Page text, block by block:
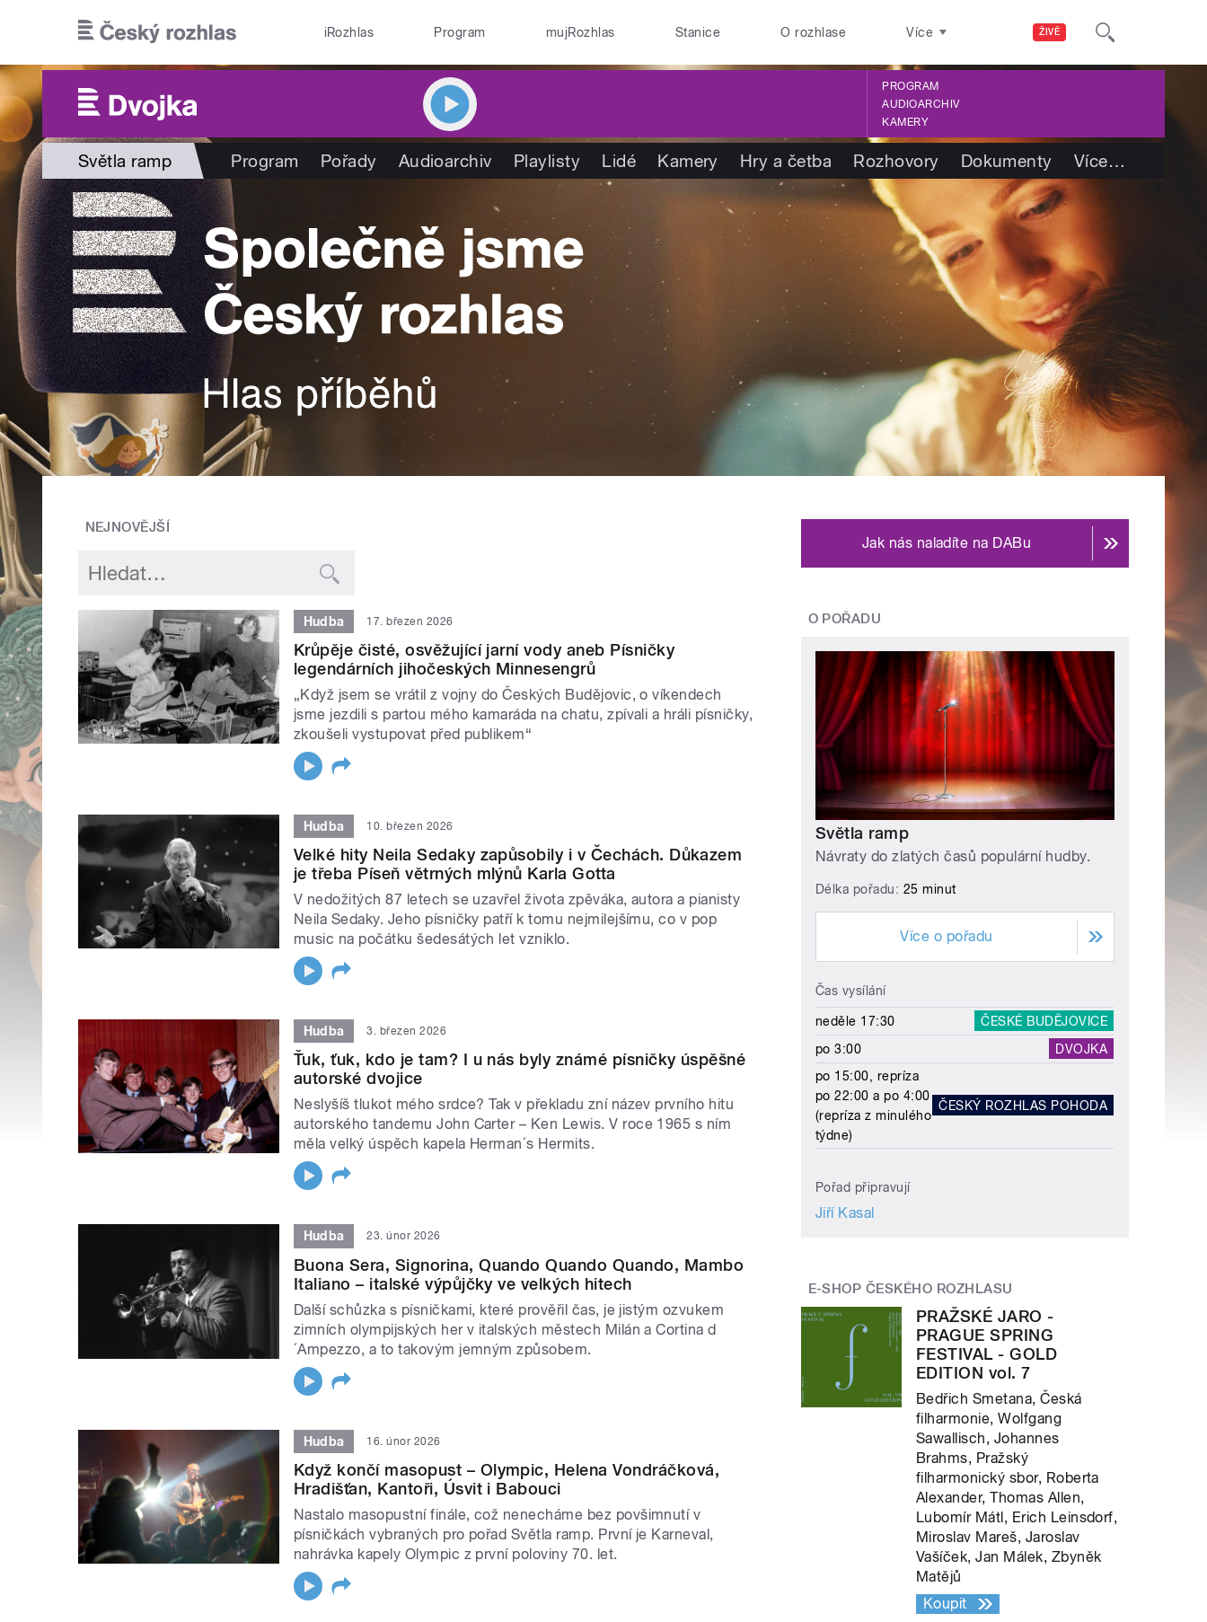
ŽIVĚ
iRozhlas Program mujRozhlas Stanice O rozhlase Více
PROGRAM
AUDIOARCHIV
KAMERY
Světla ramp Program Pořady Audioarchiv Playlisty Lidé Kamery Hry a četba Rozhovory Dokumenty Více…
NEJNOVĚJŠÍ
Hudba 17. březen 2026
Krůpěje čisté, osvěžující jarní vody aneb Písničky
legendárních jihočeských Minnesengrů
„Když jsem se vrátil z vojny do Českých Budějovic, o víkendech
jsme jezdili s partou mého kamaráda na chatu, zpívali a hráli písničky,
zkoušeli vystupovat před publikem“
Hudba 10. březen 2026
Velké hity Neila Sedaky zapůsobily i v Čechách. Důkazem
je třeba Píseň větrných mlýnů Karla Gotta
V nedožitých 87 letech se uzavřel života zpěváka, autora a pianisty
Neila Sedaky. Jeho písničky patří k tomu nejmilejšímu, co v pop
music na počátku šedesátých let vzniklo.
Hudba 3. březen 2026
Ťuk, ťuk, kdo je tam? I u nás byly známé písničky úspěšné
autorské dvojice
Neslyšíš tlukot mého srdce? Tak v překladu zní název prvního hitu
autorského tandemu John Carter – Ken Lewis. V roce 1965 s ním
měla velký úspěch kapela Herman´s Hermits.
Hudba 23. únor 2026
Buona Sera, Signorina, Quando Quando Quando, Mambo
Italiano – italské výpůjčky ve velkých hitech
Další schůzka s písničkami, které prověřil čas, je jistým ozvukem
zimních olympijských her v italských městech Milán a Cortina d
´Ampezzo, a to takovým jemným způsobem.
Hudba 16. únor 2026
Když končí masopust – Olympic, Helena Vondráčková,
Hradišťan, Kantoři, Úsvit i Babouci
Nastalo masopustní finále, což nenecháme bez povšimnutí v
písničkách vybraných pro pořad Světla ramp. První je Karneval,
nahrávka kapely Olympic z první poloviny 70. let.
Jak nás naladíte na DABu
O POŘADU
Světla ramp
Návraty do zlatých časů populární hudby.
Délka pořadu: 25 minut
Více o pořadu
Čas vysílání
neděle 17:30
ČESKÉ BUDĚJOVICE
po 3:00
DVOJKA
po 15:00, repríza
po 22:00 a po 4:00
(repríza z minulého
týdne)
ČESKÝ ROZHLAS POHODA
Pořad připravují
Jiří Kasal
E-SHOP ČESKÉHO ROZHLASU
PRAŽSKÉ JARO -
PRAGUE SPRING
FESTIVAL - GOLD
EDITION vol. 7
Bedřich Smetana, Česká
filharmonie, Wolfgang
Sawallisch, Johannes
Brahms, Pražský
filharmonický sbor, Roberta
Alexander, Thomas Allen,
Lubomír Mátl, Erich Leinsdorf,
Miroslav Mareš, Jaroslav
Vašíček, Jan Málek, Zbyněk
Matějů
Koupit